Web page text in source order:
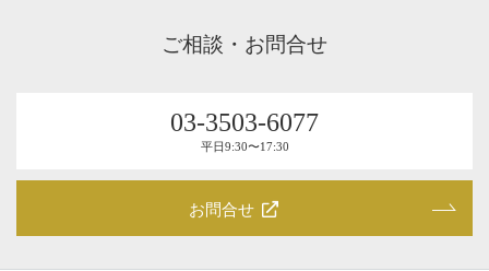
ご相談・お問合せ
03-3503-6077
平⽇9:30〜17:30
お問合せ